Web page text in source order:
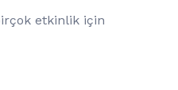
etkinlik için